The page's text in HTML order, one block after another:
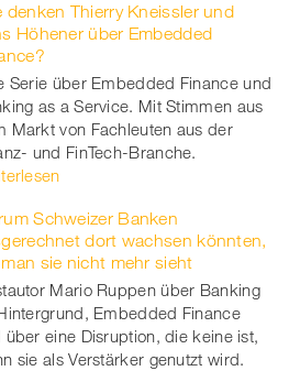
linkedinXing
denken Thierry Kneissler und
Höhener über Embedded
Serie über Embedded Finance und
as a Service. Mit Stimmen aus
Markt von Fachleuten aus der
und FinTech-Branche.
Schweizer Banken
dort wachsen könnten,
sie nicht mehr sieht
Mario Ruppen über Banking
Embedded Finance
über eine Disruption, die keine ist,
sie als Verstärker genutzt wird.